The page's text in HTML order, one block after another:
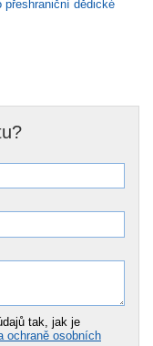
přeshraniční dědické
tak, jak je
ochraně osobních